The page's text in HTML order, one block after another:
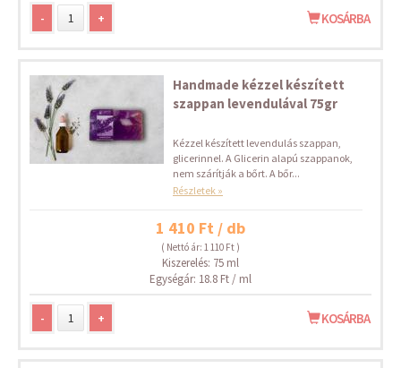
- + KOSÁRBA
Handmade kézzel készített
szappan levendulával 75gr
Kézzel készített levendulás szappan,
glicerinnel. A Glicerin alapú szappanok,
nem szárítják a bőrt. A bőr...
Részletek »
1 410 Ft / db
( Nettó ár: 1 110 Ft )
Kiszerelés: 75 ml
Egységár: 18.8 Ft / ml
- + KOSÁRBA